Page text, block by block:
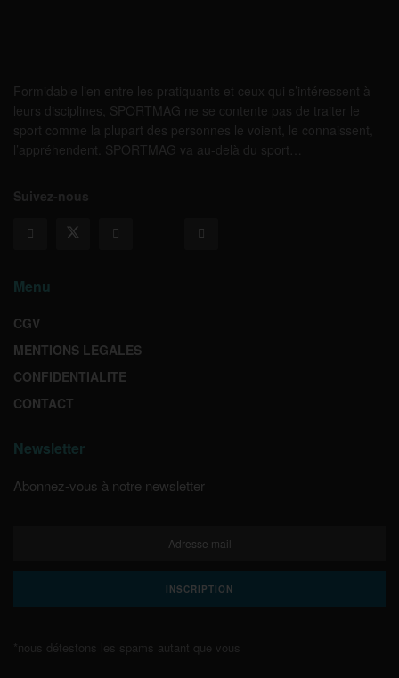
Formidable lien entre les pratiquants et ceux qui s’intéressent à
leurs disciplines, SPORTMAG ne se contente pas de traiter le
sport comme la plupart des personnes le voient, le connaissent,
l’appréhendent. SPORTMAG va au-delà du sport…
Suivez-nous
Menu
CGV
MENTIONS LEGALES
CONFIDENTIALITE
CONTACT
Newsletter
Abonnez-vous à notre newsletter
*nous détestons les spams autant que vous